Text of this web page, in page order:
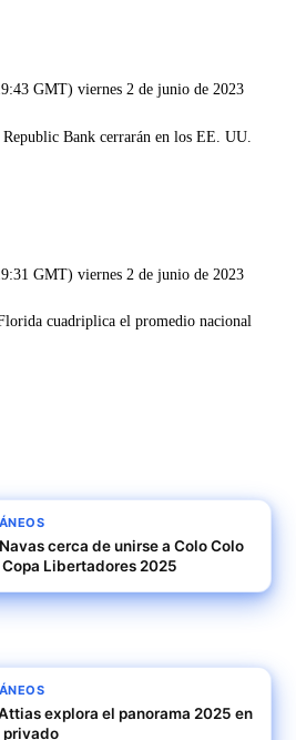
GMT) viernes 2 de junio de 2023
GMT) viernes 2 de junio de 2023
cerca de unirse a Colo Colo
Libertadores 2025
explora el panorama 2025 en